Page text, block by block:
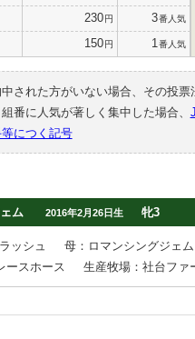
230円 3番人気
150円 1 番人気
された方がいない場合、その投
番に人気が著しく集中した場合、
につく記号
ム
2016年2月26日生 牝3
ッシュ
母：ロマンシングジェム
ースホース
生産牧場：社台ファ